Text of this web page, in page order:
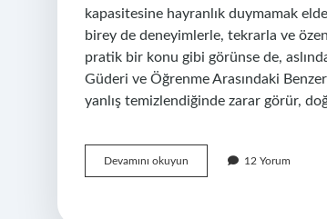
kapasitesine hayranlık duymamak
birey de deneyimlerle, tekrarla ve
pratik bir konu gibi görünse de,
Güderi ve Öğrenme Arasındaki
yanlış temizlendiğinde zarar görür,
Devamını okuyun
bakımı
12 Yorum